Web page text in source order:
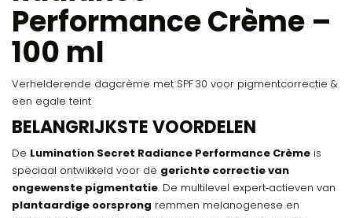
Performance Crème –
100 ml
Verhelderende dagcrème met SPF 30 voor pigmentcorrectie &
een egale teint
BELANGRIJKSTE VOORDELEN
De Lumination Secret Radiance Performance Crème is
speciaal ontwikkeld voor de gerichte correctie van
ongewenste pigmentatie. De multilevel expert‑actieven van
plantaardige oorsprong remmen melanogenese en